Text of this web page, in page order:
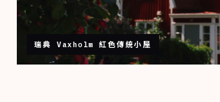
瑞典 Vaxholm 紅色傳統小屋